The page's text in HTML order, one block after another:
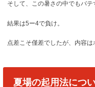
そして、この暑さの中でもバテ
結果は5ー4で負け。
点差こそ僅差でしたが、内容は
夏場の起用法につ